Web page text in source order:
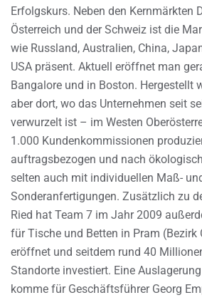
Erfolgskurs. Neben den Kernmärkten
Österreich und der Schweiz ist die
wie Russland, Australien, China,
USA präsent. Aktuell eröffnet man
Bangalore und in Boston. Hergestellt
aber dort, wo das Unternehmen seit
verwurzelt ist – im Westen
1.000 Kundenkommissionen
auftragsbezogen und nach
selten auch mit individuellen Maß-
Sonderanfertigungen. Zusätzlich zu
Ried hat Team 7 im Jahr 2009
für Tische und Betten in Pram (Bezirk
eröffnet und seitdem rund 40
Standorte investiert. Eine
komme für Geschäftsführer Georg